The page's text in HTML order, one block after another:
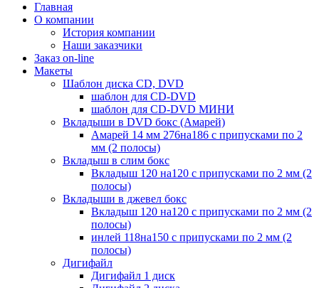
Главная
О компании
История компании
Наши заказчики
Заказ on-line
Макеты
Шаблон диска CD, DVD
шаблон для CD-DVD
шаблон для CD-DVD МИНИ
Вкладыши в DVD бокс (Амарей)
Амарей 14 мм 276на186 с припусками по 2
мм (2 полосы)
Вкладыш в слим бокс
Вкладыш 120 на120 с припусками по 2 мм (2
полосы)
Вкладыши в джевел бокс
Вкладыш 120 на120 с припусками по 2 мм (2
полосы)
инлей 118на150 с припусками по 2 мм (2
полосы)
Дигифайл
Дигифайл 1 диск